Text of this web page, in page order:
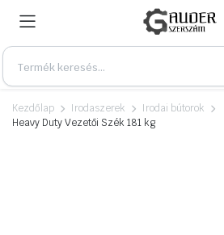
Kezdőlap Irodaszerek
Irodai bútorok
Heavy Duty Vezetői Szék 181 kg